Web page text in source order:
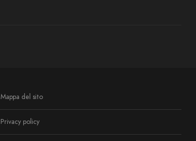
Mappa del sito
Privacy policy